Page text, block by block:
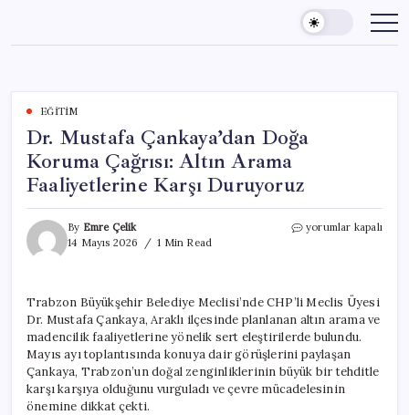
content
EĞITIM
Dr. Mustafa Çankaya’dan Doğa
Koruma Çağrısı: Altın Arama
Faaliyetlerine Karşı Duruyoruz
By Emre Çelik
14 Mayıs 2026
1 Min Read
Dr.
Çağrısı:
Altın
Arama
Faaliyetlerine
Karşı
Duruyoruz
için
yorumlar kapalı
Trabzon Büyükşehir Belediye Meclisi’nde CHP’li Meclis Üyesi
Dr. Mustafa Çankaya, Araklı ilçesinde planlanan altın arama ve
madencilik faaliyetlerine yönelik sert eleştirilerde bulundu.
Mayıs ayı toplantısında konuya dair görüşlerini paylaşan
Çankaya, Trabzon’un doğal zenginliklerinin büyük bir tehditle
karşı karşıya olduğunu vurguladı ve çevre mücadelesinin
önemine dikkat çekti.